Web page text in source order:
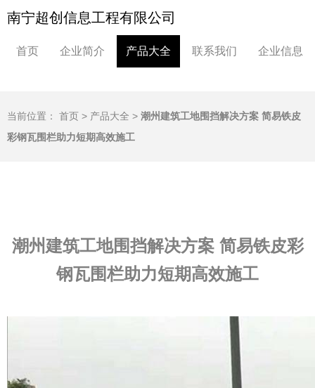
南宁超创信息工程有限公司
首页 企业简介 产品大全 联系我们 企业信息
当前位置： 首页 > 产品大全 > 潮州建筑工地围挡解决方案 简易铁皮
彩钢瓦围栏助力短期高效施工
潮州建筑工地围挡解决方案 简易铁皮彩
钢瓦围栏助力短期高效施工